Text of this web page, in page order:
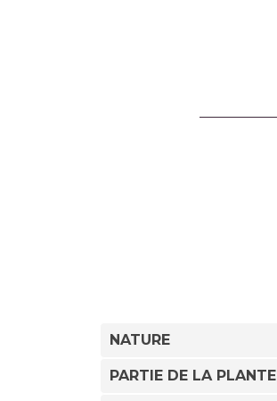
NATURE
PARTIE DE LA PLANTE